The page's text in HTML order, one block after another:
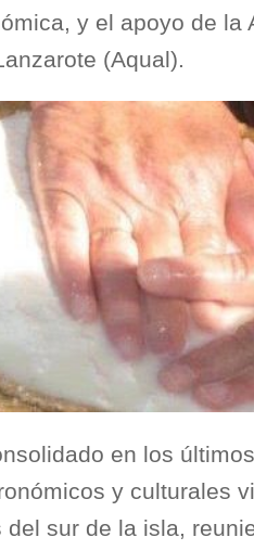
y el apoyo de la
(Aqual).
en los
y culturales
del sur de la isla,